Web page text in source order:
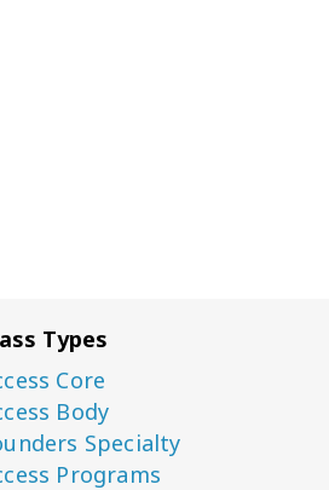
Types
Core
Body
Specialty
Programs